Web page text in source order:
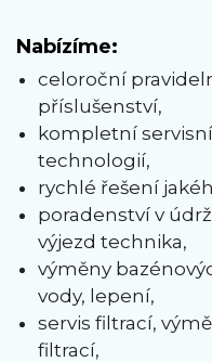
Nabízíme:
celoroční
příslušenství,
kompletní
technologií,
rychlé řešení
poradenství v
výjezd technika,
výměny
vody, lepení,
servis filtrací,
filtrací,